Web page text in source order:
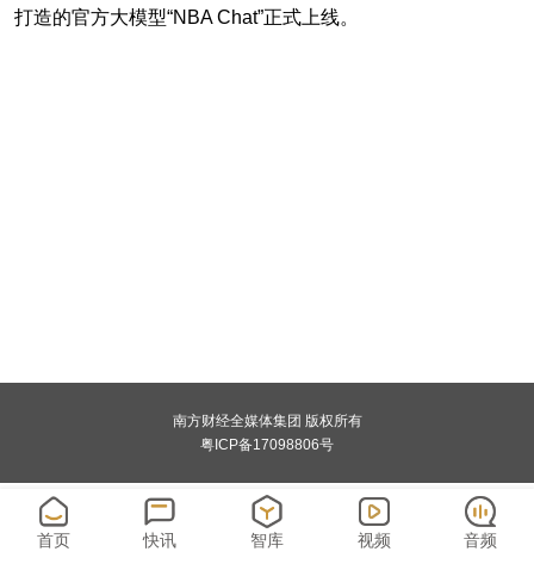
打造的官方大模型“NBA Chat”正式上线。
南方财经全媒体集团 版权所有
粤ICP备17098806号
首页 快讯 智库 视频 音频